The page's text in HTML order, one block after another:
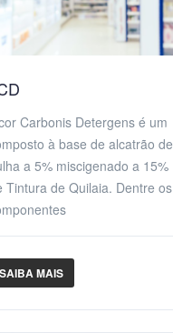
Carbonis Detergens é um
à base de alcatrão de
a 5% miscigenado a 15%
Tintura de Quilaia. Dentre os
SAIBA MAIS